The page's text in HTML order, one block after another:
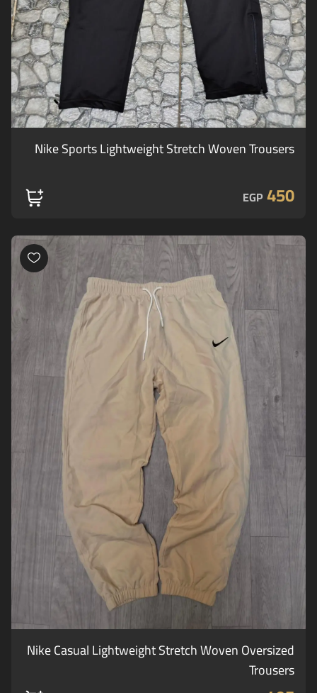
Nike Sports Lightweight Stretch Woven Trousers
450
EGP
Nike Casual Lightweight Stretch Woven Oversized
Trousers